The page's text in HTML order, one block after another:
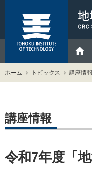
ホーム トピックス 講座情報
講座情報
令和7年度「